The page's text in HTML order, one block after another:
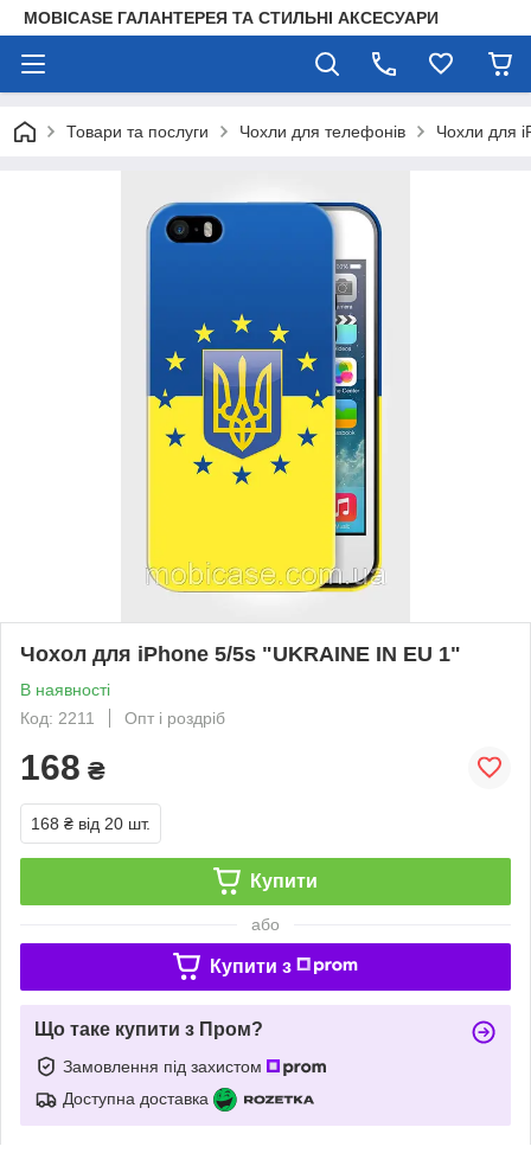
MOBICASE ГАЛАНТЕРЕЯ ТА СТИЛЬНІ АКСЕСУАРИ
Товари та послуги Чохли для телефонів Чохли для
Чохол для iPhone 5/5s "UKRAINE IN EU 1"
В наявності
Код: 2211
Опт і роздріб
168 ₴
168 ₴ від 20 шт.
Купити
або
Купити з
Що таке купити з Пром?
Замовлення під захистом
Доступна доставка